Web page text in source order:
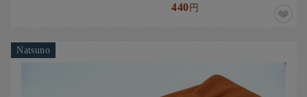
440円
Natsuno